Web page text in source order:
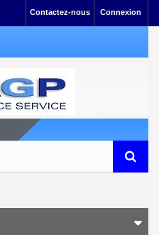
Connexion
Contactez-nous